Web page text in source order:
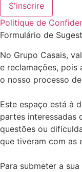
S'inscrire
Politique de
Formulário de
No Grupo Casais,
e reclamações, pois
o nosso processo
Este espaço está à
partes interessadas
questões ou
que tiveram com as
Para submeter a